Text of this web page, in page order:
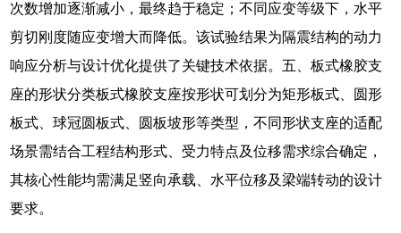
次数增加逐渐减小，最终趋于稳定；不同应变等级下，水平
剪切刚度随应变增大而降低。该试验结果为隔震结构的动力
响应分析与设计优化提供了关键技术依据。五、板式橡胶支
座的形状分类板式橡胶支座按形状可划分为矩形板式、圆形
板式、球冠圆板式、圆板坡形等类型，不同形状支座的适配
场景需结合工程结构形式、受力特点及位移需求综合确定，
其核心性能均需满足竖向承载、水平位移及梁端转动的设计
要求。